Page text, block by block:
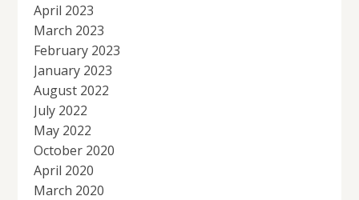
April 2023
March 2023
February 2023
January 2023
August 2022
July 2022
May 2022
October 2020
April 2020
March 2020